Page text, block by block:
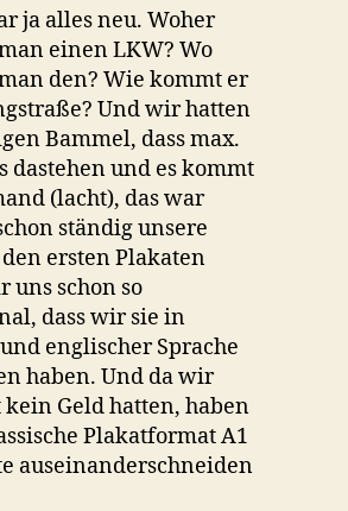
ja alles neu. Woher
einen LKW? Wo
den? Wie kommt er
Und wir hatten
Bammel, dass max.
dastehen und es kommt
(lacht), das war
ständig unsere
ersten Plakaten
schon so
dass wir sie in
englischer Sprache
haben. Und da wir
Geld hatten, haben
Plakatformat A1
auseinanderschneiden